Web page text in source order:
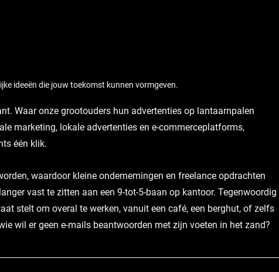
ideeën die jouw toekomst kunnen vormgeven.
Waar onze grootouders hun advertenties op lantaarnpalen
marketing, lokale advertenties en e-commerceplatforms,
één klik.
waardoor kleine ondernemingen en freelance opdrachten
vast te zitten aan een 9-tot-5-baan op kantoor. Tegenwoordig
stelt om overal te werken, vanuit een café, een berghut, of zelfs
wil er geen e-mails beantwoorden met zijn voeten in het zand?